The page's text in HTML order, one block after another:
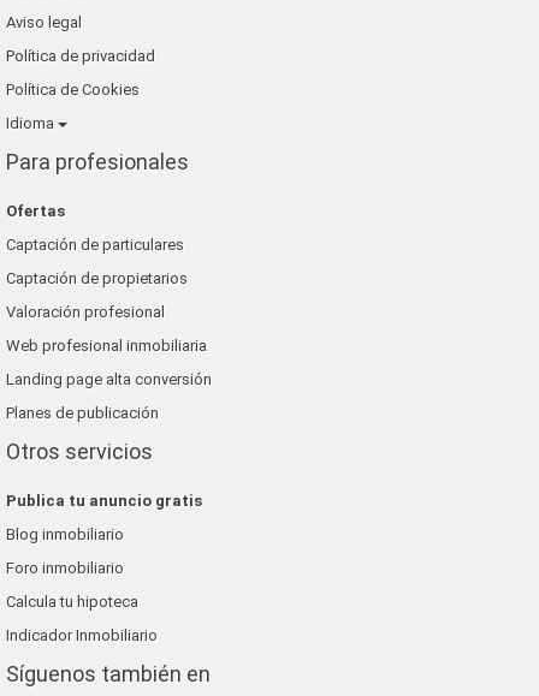
Aviso legal
Política de privacidad
Política de Cookies
Idioma
Para profesionales
Ofertas
Captación de particulares
Captación de propietarios
Valoración profesional
Web profesional inmobiliaria
Landing page alta conversión
Planes de publicación
Otros servicios
Publica tu anuncio gratis
Blog inmobiliario
Foro inmobiliario
Calcula tu hipoteca
Indicador Inmobiliario
Síguenos también en